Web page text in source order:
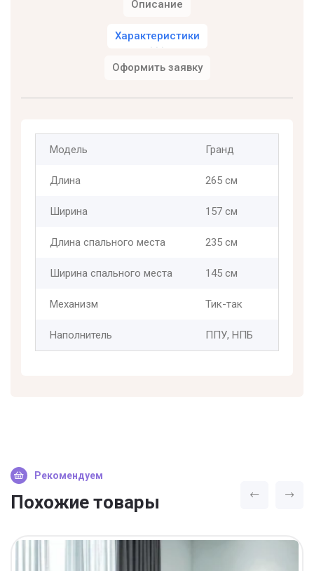
Описание
Характеристики
Оформить заявку
Модель Гранд
Длина 265 см
Ширина 157 см
Длина спального места 235 см
Ширина спального места 145 см
Механизм Тик-так
Наполнитель ППУ, НПБ
Рекомендуем
Похожие товары